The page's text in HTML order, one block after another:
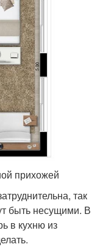
прихожей
так
быть несущими. В
в кухню из